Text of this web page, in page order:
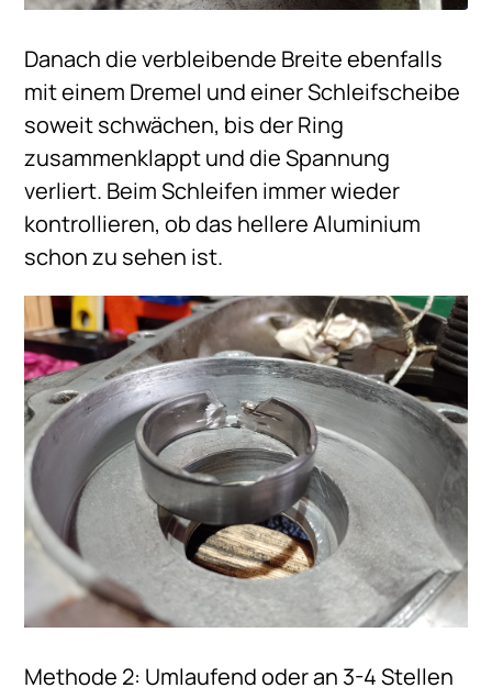
Danach die verbleibende Breite ebenfalls
mit einem Dremel und einer Schleifscheibe
soweit schwächen, bis der Ring
zusammenklappt und die Spannung
verliert. Beim Schleifen immer wieder
kontrollieren, ob das hellere Aluminium
schon zu sehen ist.
Methode 2: Umlaufend oder an 3-4 Stellen